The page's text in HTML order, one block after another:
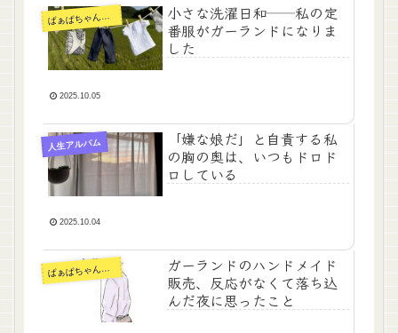
ばぁばちゃんの手仕事
小さな洗濯日和──私の定
番服がガーランドになりま
した
2025.10.05
人生アルバム
「嫌な娘だ」と自責する私
の胸の奥は、いつもドロド
ロしている
2025.10.04
ばぁばちゃんの手仕事
ガーランドのハンドメイド
販売、反応がなくて落ち込
んだ夜に思ったこと